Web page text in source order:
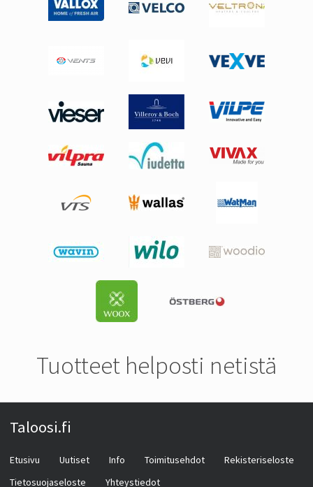
Tuotteet helposti netistä
Taloosi.fi
Etusivu Uutiset Info Toimitusehdot
Rekisteriseloste
Tietosuojaseloste
Yhteystiedot